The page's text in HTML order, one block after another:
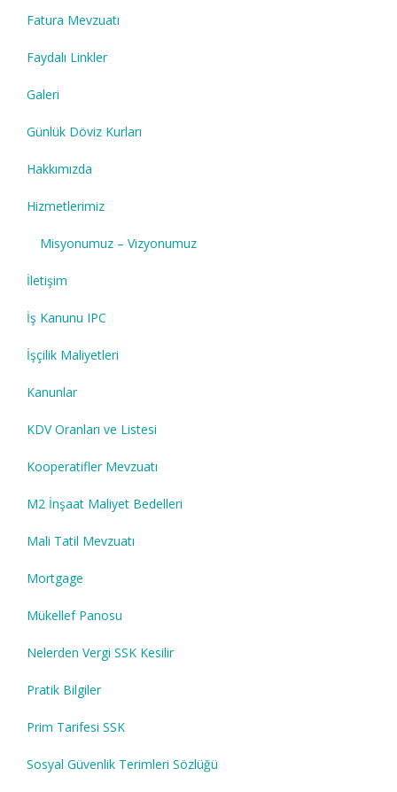
Fatura Mevzuatı
Faydalı Linkler
Galeri
Günlük Döviz Kurları
Hakkımızda
Hizmetlerimiz
Misyonumuz – Vizyonumuz
İletişim
İş Kanunu IPC
İşçilik Maliyetleri
Kanunlar
KDV Oranları ve Listesi
Kooperatifler Mevzuatı
M2 İnşaat Maliyet Bedelleri
Mali Tatil Mevzuatı
Mortgage
Mükellef Panosu
Nelerden Vergi SSK Kesilir
Pratik Bilgiler
Prim Tarifesi SSK
Sosyal Güvenlik Terimleri Sözlüğü